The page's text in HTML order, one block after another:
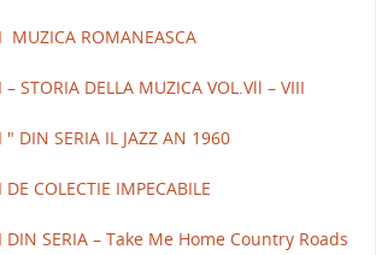
MUZICA ROMANEASCA
– STORIA DELLA MUZICA VOL.Vll – VIII
" DIN SERIA IL JAZZ AN 1960
COLECTIE IMPECABILE
DIN SERIA – Take Me Home Country Roads